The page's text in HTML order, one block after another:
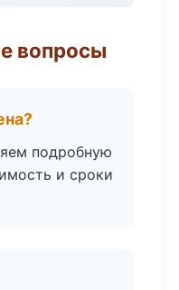
вопросы
подробную
и сроки